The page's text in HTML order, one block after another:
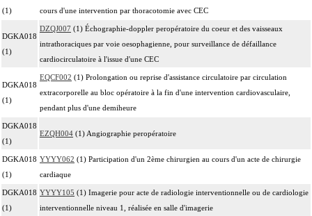
(1)
cours d'une intervention par thoracotomie avec CEC
DGKA018
(1)
DZQJ007 (1) Échographie-doppler peropératoire du coeur et des vaisseaux
intrathoraciques par voie oesophagienne, pour surveillance de défaillance
cardiocirculatoire à l'issue d'une CEC
DGKA018
(1)
EQCF002 (1) Prolongation ou reprise d'assistance circulatoire par circulation
extracorporelle au bloc opératoire à la fin d'une intervention cardiovasculaire,
pendant plus d'une demiheure
DGKA018
(1)
EZQH004 (1) Angiographie peropératoire
DGKA018
(1)
YYYY062 (1) Participation d'un 2ème chirurgien au cours d'un acte de chirurgie
cardiaque
DGKA018
(1)
YYYY105 (1) Imagerie pour acte de radiologie interventionnelle ou de cardiologie
interventionnelle niveau 1, réalisée en salle d'imagerie